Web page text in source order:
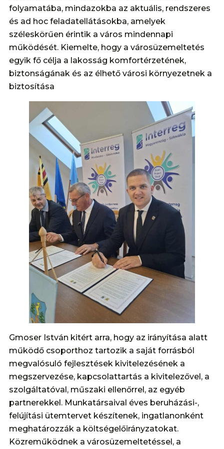
folyamatába, mindazokba az aktuális, rendszeres
és ad hoc feladatellátásokba, amelyek
széleskörűen érintik a város mindennapi
működését. Kiemelte, hogy a városüzemeltetés
egyik fő célja a lakosság komfortérzetének,
biztonságának és az élhető városi környezetnek a
biztosítása
Gmoser István kitért arra, hogy az irányítása alatt
működő csoporthoz tartozik a saját forrásból
megvalósuló fejlesztések kivitelezésének a
megszervezése, kapcsolattartás a kivitelezővel, a
szolgáltatóval, műszaki ellenőrrel, az egyéb
partnerekkel. Munkatársaival éves beruházási-,
felújítási ütemtervet készítenek, ingatlanonként
meghatározzák a költségelőirányzatokat.
Közreműködnek a városüzemeltetéssel, a